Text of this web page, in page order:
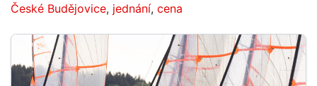
České Budějovice, jednání, cena